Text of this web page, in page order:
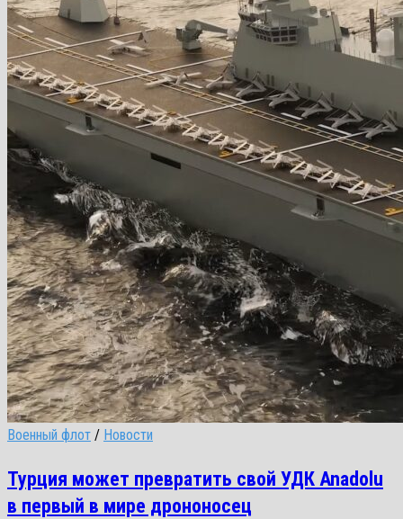
Военный флот / Новости
Турция может превратить свой УДК Anadolu
в первый в мире дрононосец